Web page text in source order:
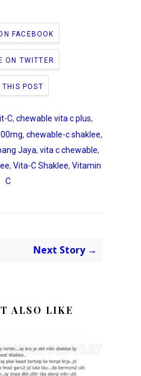
FACEBOOK
ON TWITTER
THIS POST
C, chewable vita c plus,
, chewable-c shaklee,
Jaya, vita c chewable,
, Vita-C Shaklee, Vitamin
C
Next Story →
ALSO LIKE